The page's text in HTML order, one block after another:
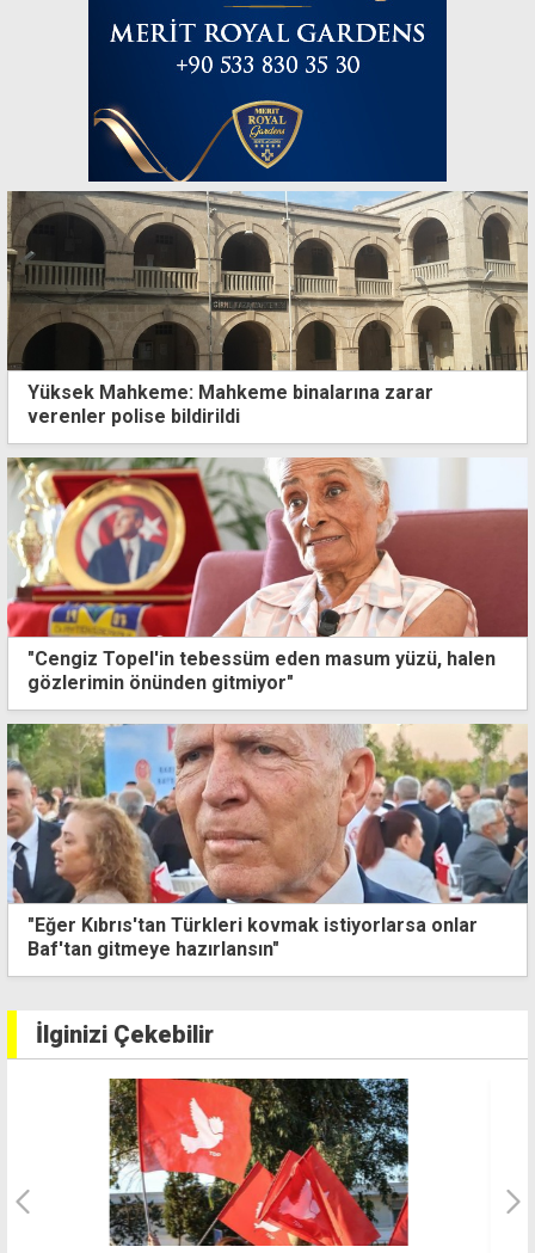
Yüksek Mahkeme: Mahkeme binalarına zarar
verenler polise bildirildi
"Cengiz Topel'in tebessüm eden masum yüzü, halen
gözlerimin önünden gitmiyor"
Türkleri kovmak istiyorlarsa onlar
hazırlansın"
Polis
İlginizi Çekebilir